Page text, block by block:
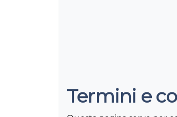
Termini e